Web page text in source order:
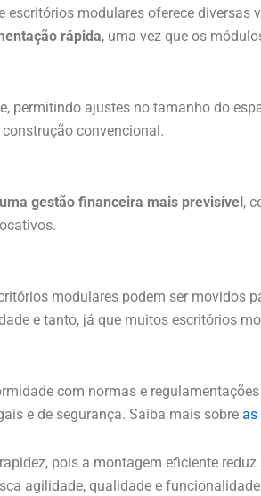
modulares oferece
rápida, uma vez que os
permitindo ajustes no tamanho do
convencional.
uma gestão financeira mais previsível ,
modulares podem ser movidos
e tanto, já que muitos escritórios
com normas e
e de segurança. Saiba mais sobre as
pois a montagem eficiente
agilidade, qualidade e